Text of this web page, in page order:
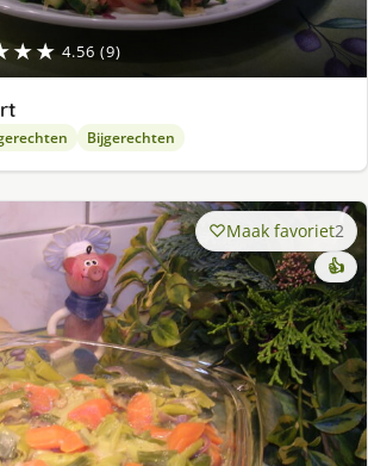
4.56 (9)
Bijgerechten
Maak favoriet2
👍